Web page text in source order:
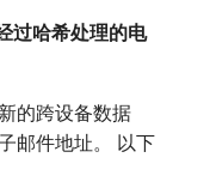
过哈希处理的电
的跨设备数据
邮件地址。 以下